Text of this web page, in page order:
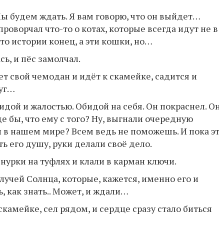
будем ждать. Я вам говорю, что он выйдет…
что-то о котах, которые всегда идут не в
истории конец, а эти кошки, но…
и пёс замолчал.
свой чемодан и идёт к скамейке, садится и
и жалостью. Обидой на себя. Он покраснел.
бы, что ему с того? Ну, выгнали очередную
в нашем мире? Всем ведь не поможешь. И пока
его душу, руки делали своё дело.
на туфлях и клали в карман ключи.
Солнца, которые, кажется, именно его и
как знать.. Может, и ждали…
сел рядом, и сердце сразу стало биться